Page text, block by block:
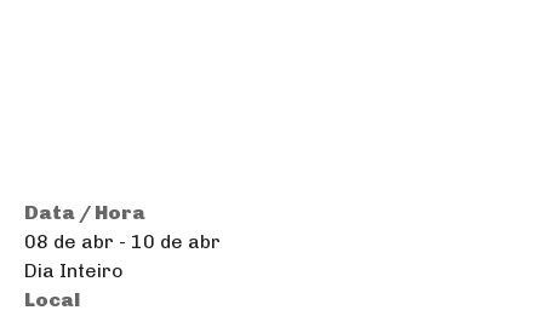
Data / Hora
08 de abr - 10 de abr
Dia Inteiro
Local